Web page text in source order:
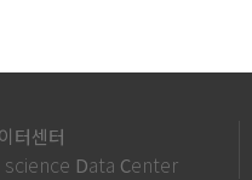
터센터
Data Center